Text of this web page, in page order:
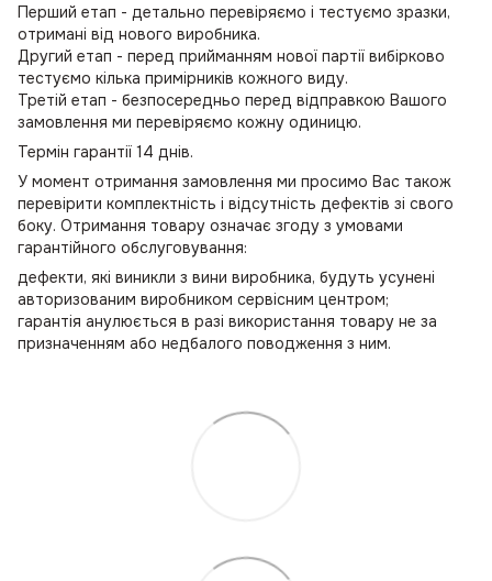
Перший етап - детально перевіряємо і тестуємо зразки,
отримані від нового виробника.
Другий етап - перед прийманням нової партії вибірково
тестуємо кілька примірників кожного виду.
Третій етап - безпосередньо перед відправкою Вашого
замовлення ми перевіряємо кожну одиницю.
Термін гарантії 14 днів.
У момент отримання замовлення ми просимо Вас також
перевірити комплектність і відсутність дефектів зі свого
боку. Отримання товару означає згоду з умовами
гарантійного обслуговування:
дефекти, які виникли з вини виробника, будуть усунені
авторизованим виробником сервісним центром;
гарантія анулюється в разі використання товару не за
призначенням або недбалого поводження з ним.